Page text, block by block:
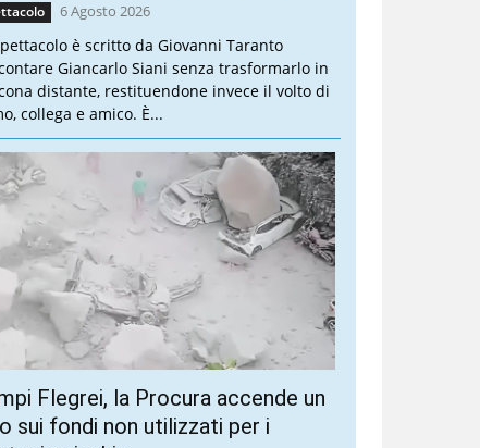
6 Agosto 2026
è scritto da Giovanni Taranto
Giancarlo Siani senza trasformarlo in
distante, restituendone invece il volto di
collega e amico. È...
Flegrei, la Procura accende un
sui fondi non utilizzati per i